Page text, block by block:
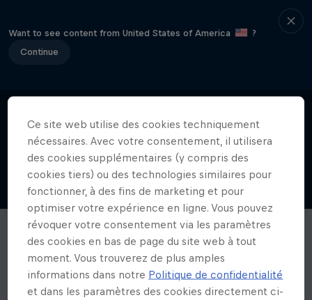
Want to see content from United States of America
?
Continue
Ce site web utilise des cookies techniquement
nécessaires. Avec votre consentement, il utilisera
des cookies supplémentaires (y compris des
cookies tiers) ou des technologies similaires pour
fonctionner, à des fins de marketing et pour
optimiser votre expérience en ligne. Vous pouvez
révoquer votre consentement via les paramètres
des cookies en bas de page du site web à tout
moment. Vous trouverez de plus amples
informations dans notre Politique de confidentialité
et dans les paramètres des cookies directement ci-